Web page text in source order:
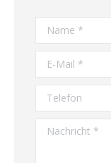
Name *
E-Mail *
Telefon
Nachricht *